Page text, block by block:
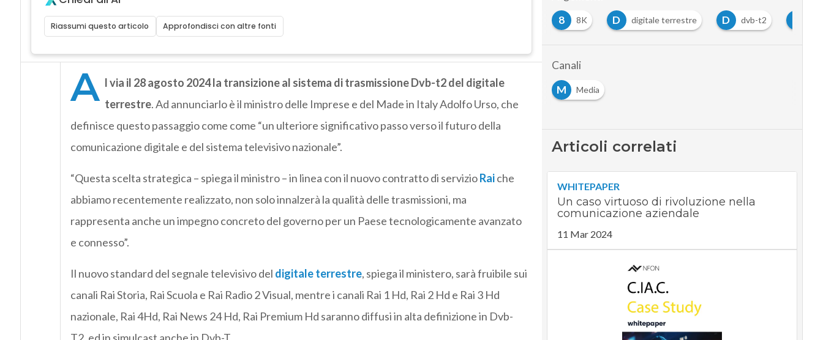
Riassumi questo articolo Approfondisci con altre fonti
A l via il 28 agosto 2024 la transizione al sistema di trasmissione Dvb-t2 del digitale
terrestre. Ad annunciarlo è il ministro delle Imprese e del Made in Italy Adolfo Urso, che
definisce questo passaggio come come “un ulteriore significativo passo verso il futuro della
comunicazione digitale e del sistema televisivo nazionale”.
“Questa scelta strategica – spiega il ministro – in linea con il nuovo contratto di servizioRaiche
abbiamo recentemente realizzato, non solo innalzerà la qualità delle trasmissioni, ma
rappresenta anche un impegno concreto del governo per un Paese tecnologicamente avanzato
e connesso”.
Il nuovo standard del segnale televisivo del digitale terrestre, spiega il ministero, sarà fruibile sui
canali Rai Storia, Rai Scuola e Rai Radio 2 Visual, mentre i canali Rai 1 Hd, Rai 2 Hd e Rai 3 Hd
nazionale, Rai 4Hd, Rai News 24 Hd, Rai Premium Hd saranno diffusi in alta definizione in Dvb-
8 8K D digitale terrestre D dvb-t2
Canali
M
Media
Articoli correlati
WHITEPAPER
Un caso virtuoso di rivoluzione nella
comunicazione aziendale
11 Mar 2024